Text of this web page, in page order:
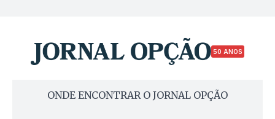
50 ANOS
ONDE ENCONTRAR O JORNAL OPÇÃO